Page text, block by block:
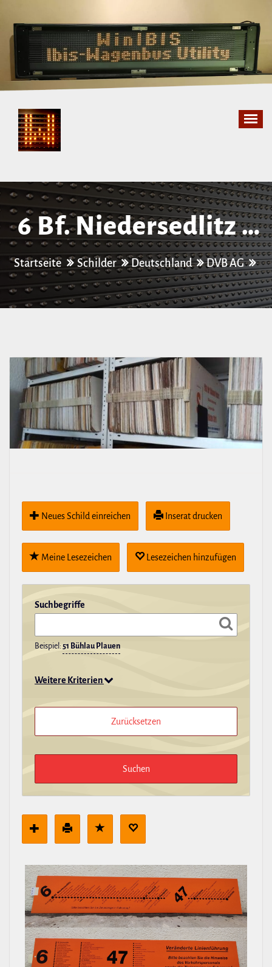
springen
6 Bf. Niedersedlitz –
Bf. Neustadt –
Postplatz –
Wallstraße 47
Postplatz – Wölfnitz
Startseite Schilder Deutschland DVB AG
Neues Schild ein­rei­chen Inserat drucken
Meine Lese­zei­chen Lese­zei­chen hin­zu­fügen
Such­be­griffe
Beispiel: 51 Bühlau Plauen
Weitere Kriterien